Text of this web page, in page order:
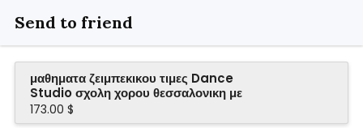
Send to friend
μαθηματα ζειμπεκικου τιμες Dance
Studio σχολη χορου θεσσαλονικη με
σωστο curriculum επιπεδων
173.00 $